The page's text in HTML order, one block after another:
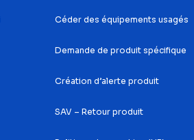
Céder des équipements usagés
Demande de produit spécifique
Création d’alerte produit
SAV – Retour produit